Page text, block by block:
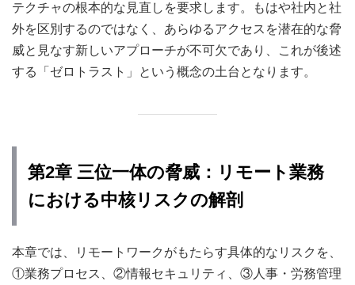
テクチャの根本的な見直しを要求します。もはや社内と社
外を区別するのではなく、あらゆるアクセスを潜在的な脅
威と見なす新しいアプローチが不可欠であり、これが後述
する「ゼロトラスト」という概念の土台となります。
第2章 三位一体の脅威：リモート業務
における中核リスクの解剖
本章では、リモートワークがもたらす具体的なリスクを、
①業務プロセス、②情報セキュリティ、③人事・労務管理